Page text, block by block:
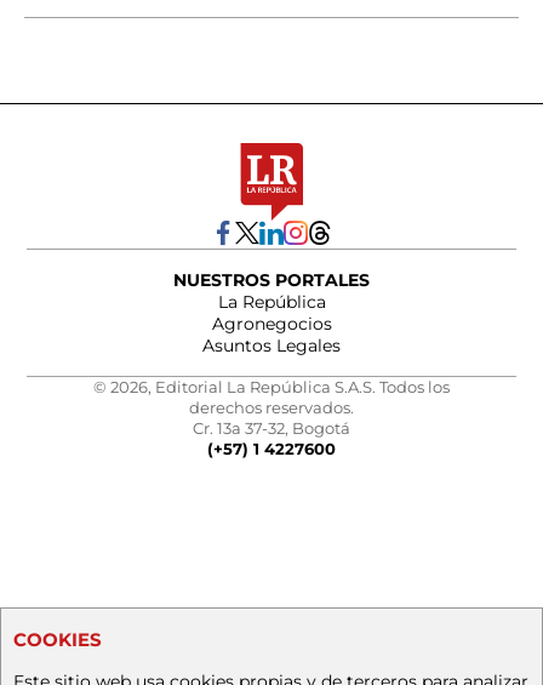
NUESTROS PORTALES
La República
Agronegocios
Asuntos Legales
© 2026, Editorial La República S.A.S. Todos los
derechos reservados.
Cr. 13a 37-32, Bogotá
(+57) 1 4227600
COOKIES